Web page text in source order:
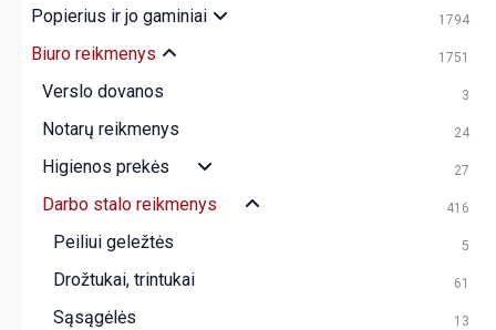
Popierius ir jo gaminiai 1794
Biuro reikmenys 1751
Verslo dovanos 3
Notarų reikmenys 24
Higienos prekės 27
Darbo stalo reikmenys 416
Peiliui geležtės 5
Drožtukai, trintukai 61
Sąsągėlės 13